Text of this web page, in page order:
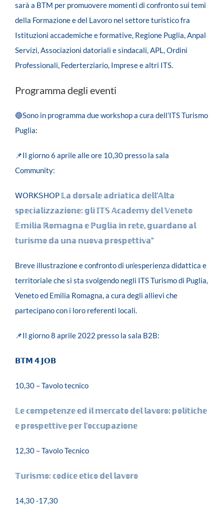
sarà a BTM per promuovere momenti di confronto sui temi
della Formazione e del Lavoro nel settore turistico fra
Istituzioni accademiche e formative, Regione Puglia, Anpal
Servizi, Associazioni datoriali e sindacali, APL, Ordini
Professionali, Federterziario, Imprese e altri ITS.
Programma degli eventi
🔵Sono in programma due workshop a cura dell’ITS Turismo
Puglia:
📌Il giorno 6 aprile alle ore 10,30 presso la sala
Community:
𝖶𝖮𝖱𝖪𝖲𝖧𝖮𝖯 𝕃𝕒 𝕕𝕠𝕣𝕤𝕒𝕝𝕖 𝕒𝕕𝕣𝕚𝕒𝕥𝕚𝕔𝕒 𝕕𝕖𝕝𝕝’𝔸𝕝𝕥𝕒
𝕤𝕡𝕖𝕔𝕚𝕒𝕝𝕚𝕫𝕫𝕒𝕫𝕚𝕠𝕟𝕖: 𝕘𝕝𝕚 𝕀𝕋𝕊 𝔸𝕔𝕒𝕕𝕖𝕞𝕪 𝕕𝕖𝕝 𝕍𝕖𝕟𝕖𝕥𝕠
𝔼𝕞𝕚𝕝𝕚𝕒 ℝ𝕠𝕞𝕒𝕘𝕟𝕒 𝕖 ℙ𝕦𝕘𝕝𝕚𝕒 𝕚𝕟 𝕣𝕖𝕥𝕖,𝕘𝕦𝕒𝕣𝕕𝕒𝕟𝕠 𝕒𝕝
𝕥𝕦𝕣𝕚𝕤𝕞𝕠 𝕕𝕒 𝕦𝕟𝕒 𝕟𝕦𝕠𝕧𝕒 𝕡𝕣𝕠𝕤𝕡𝕖𝕥𝕥𝕚𝕧𝕒”
Breve illustrazione e confronto di un’esperienza didattica e
territoriale che si sta svolgendo negli ITS Turismo di Puglia,
Veneto ed Emilia Romagna, a cura degli allievi che
partecipano con i loro referenti locali.
📌Il giorno 8 aprile 2022 presso la sala B2B:
𝗕𝗧𝗠 𝟰 𝗝𝗢𝗕
10,30 – Tavolo tecnico
𝕃𝕖 𝕔𝕠𝕞𝕡𝕖𝕥𝕖𝕟𝕫𝕖 𝕖𝕕 𝕚𝕝 𝕞𝕖𝕣𝕔𝕒𝕥𝕠 𝕕𝕖𝕝 𝕝𝕒𝕧𝕠𝕣𝕠: 𝕡𝕠𝕝𝕚𝕥𝕚𝕔𝕙𝕖
𝕖 𝕡𝕣𝕠𝕤𝕡𝕖𝕥𝕥𝕚𝕧𝕖 𝕡𝕖𝕣 𝕝’𝕠𝕔𝕔𝕦𝕡𝕒𝕫𝕚𝕠𝕟𝕖
12,30 – Tavolo Tecnico
𝕋𝕦𝕣𝕚𝕤𝕞𝕠: 𝕔𝕠𝕕𝕚𝕔𝕖 𝕖𝕥𝕚𝕔𝕠 𝕕𝕖𝕝 𝕝𝕒𝕧𝕠𝕣𝕠
14,30 -17,30